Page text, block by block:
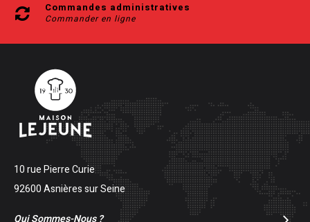
Commandes administratives
Commander en ligne
10 rue Pierre Curie
92600 Asnières sur Seine
Qui Sommes-Nous ?